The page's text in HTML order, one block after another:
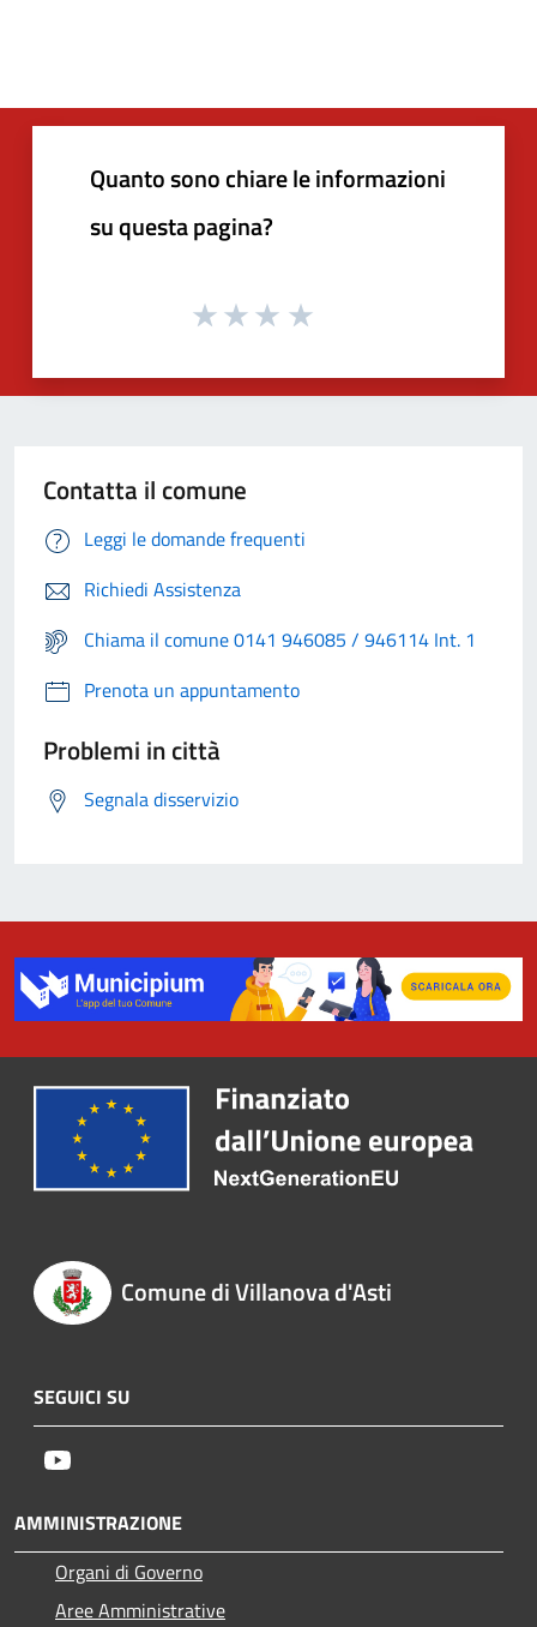
Quanto sono chiare le informazioni
su questa pagina?
Contatta il comune
Leggi le domande frequenti
Richiedi Assistenza
Chiama il comune 0141 946085 / 946114 Int. 1
Prenota un appuntamento
Problemi in città
Segnala disservizio
Comune di Villanova d'Asti
SEGUICI SU
AMMINISTRAZIONE
Organi di Governo
Aree Amministrative